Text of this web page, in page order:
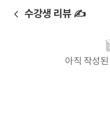
수강생 리뷰 ✍️
아직 작성